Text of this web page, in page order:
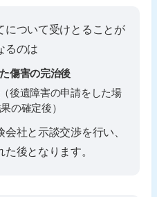
について受けとることが
るのは
傷害の完治後
（後遺障害の申請をした場
の確定後）
会社と示談交渉を行い、
後となります。